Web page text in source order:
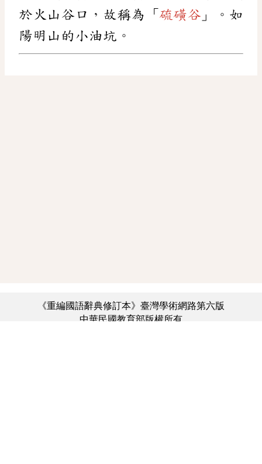
於火山谷口，故稱為「 硫磺谷 」。如
陽明山的小油坑。
《重編國語辭典修訂本》臺灣學術網路第六版
中華民國教育部版權所有